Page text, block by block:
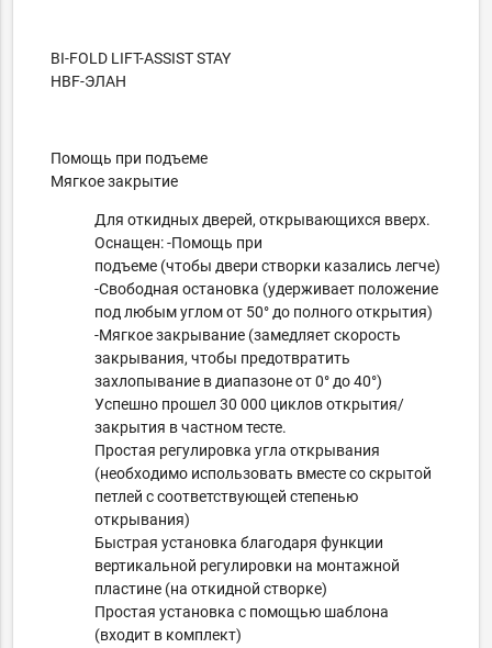
BI-FOLD LIFT-ASSIST STAY
HBF-ЭЛАН
Помощь при подъеме
Мягкое закрытие
Для откидных дверей, открывающихся вверх.
Оснащен: -Помощь при
подъеме (чтобы двери створки казались легче)
-Свободная остановка (удерживает положение
под любым углом от 50° до полного открытия)
-Мягкое закрывание (замедляет скорость
закрывания, чтобы предотвратить
захлопывание в диапазоне от 0° до 40°)
Успешно прошел 30 000 циклов открытия/
закрытия в частном тесте.
Простая регулировка угла открывания
(необходимо использовать вместе со скрытой
петлей с соответствующей степенью
открывания)
Быстрая установка благодаря функции
вертикальной регулировки на монтажной
пластине (на откидной створке)
Простая установка с помощью шаблона
(входит в комплект)